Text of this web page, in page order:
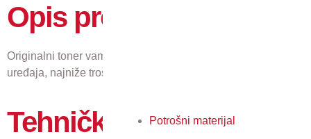
Potrošni materijal
Opis proizvoda
Originalni toner vam jamči najkvalitetniji ispis, pouzdan rad
uređaja, najniže troškove i najmanji utjecaj na okoliš.
Tehničke karakteristike